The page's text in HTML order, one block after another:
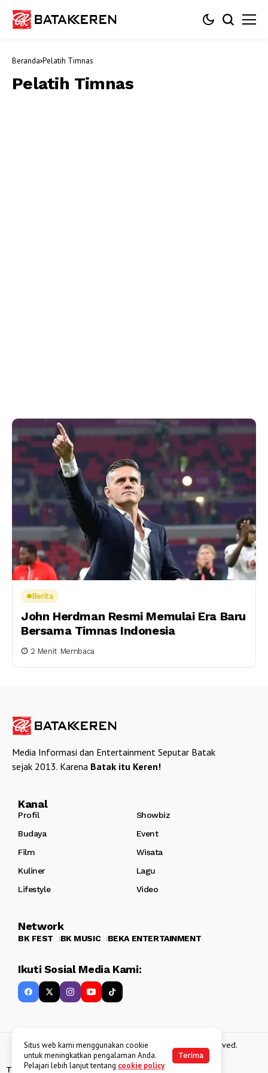
Beranda Pelatih Timnas
Pelatih Timnas
Berita
John Herdman Resmi Memulai Era Baru
Bersama Timnas Indonesia
2 Menit Membaca
Media Informasi dan Entertainment Seputar Batak
sejak 2013. Karena Batak itu Keren!
Kanal
Profil
Showbiz
Budaya
Event
Film
Wisata
Kuliner
Lagu
Lifestyle
Video
Network
BK FEST BK MUSIC BEKA ENTERTAINMENT
Ikuti Sosial Media Kami:
Copyright 2013 - 2025BATAKKEREN . All rights reserved.
Tentang Kami Kebijakan Data Pribadi Disclaimer
Situs web kami menggunakan cookie
untuk meningkatkan pengalaman Anda.
Pelajari lebih lanjut tentang cookie policy
Terima